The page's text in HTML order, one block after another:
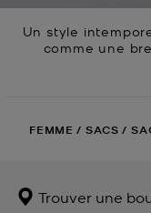
Un style
comme une
FEMME / SACS /
Trouver une